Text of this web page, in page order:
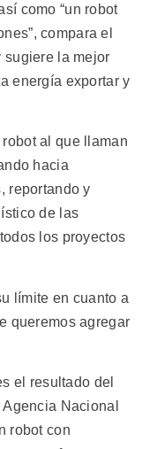
como “un robot
compara el
sugiere la mejor
energía exportar y
al que llaman
hacia
reportando y
de las
los proyectos
límite en cuanto a
queremos agregar
el resultado del
Nacional
robot con